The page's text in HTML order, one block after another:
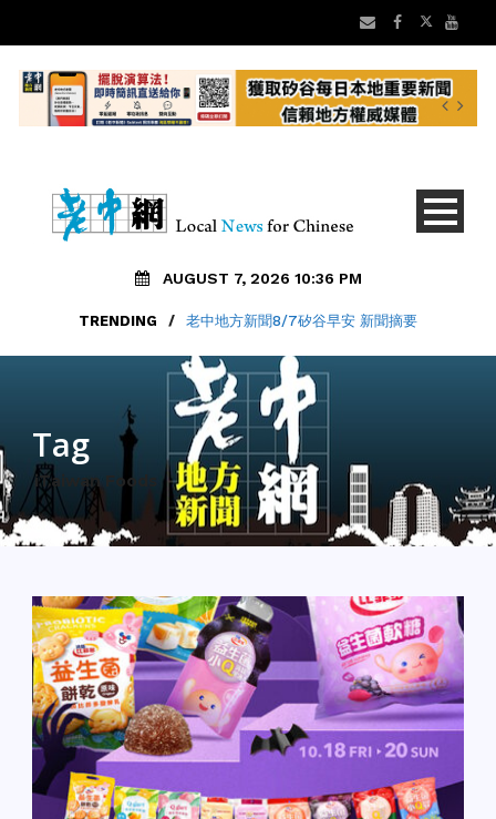
AUGUST 7, 2026 10:36 PM
TRENDING / 老中地方新聞8/7矽谷早安 新聞摘要
Tag
iTaiwan Foods